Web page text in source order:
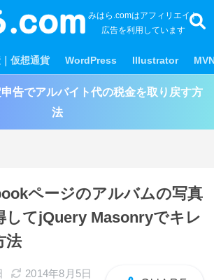
みはら.comはアフィリエイト
広告を利用しています
仮想通貨 WordPress Illustrator
告でアルバイト代の税金を取り戻す方
法
ページのアルバムの写真
してjQuery Masonryでキレ
法
2014年8月5日